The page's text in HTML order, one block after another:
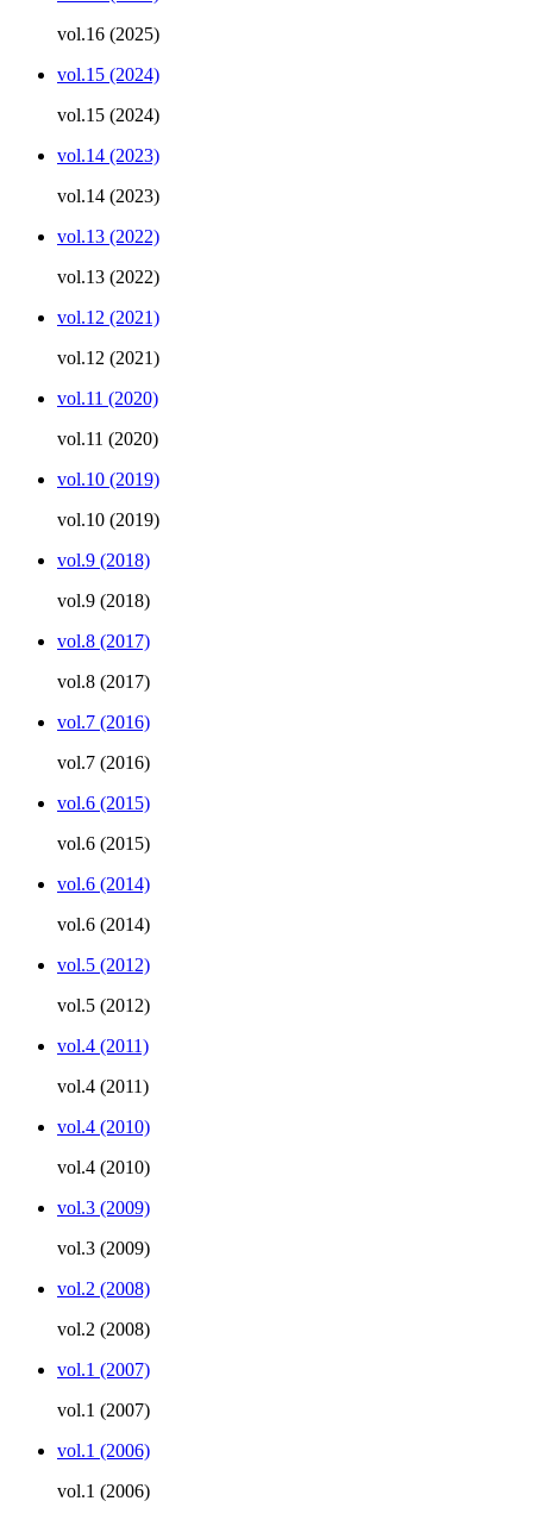
vol.16 (2025)
vol.15 (2024)
vol.15 (2024)
vol.14 (2023)
vol.14 (2023)
vol.13 (2022)
vol.13 (2022)
vol.12 (2021)
vol.12 (2021)
vol.11 (2020)
vol.11 (2020)
vol.10 (2019)
vol.10 (2019)
vol.9 (2018)
vol.9 (2018)
vol.8 (2017)
vol.8 (2017)
vol.7 (2016)
vol.7 (2016)
vol.6 (2015)
vol.6 (2015)
vol.6 (2014)
vol.6 (2014)
vol.5 (2012)
vol.5 (2012)
vol.4 (2011)
vol.4 (2011)
vol.4 (2010)
vol.4 (2010)
vol.3 (2009)
vol.3 (2009)
vol.2 (2008)
vol.2 (2008)
vol.1 (2007)
vol.1 (2007)
vol.1 (2006)
vol.1 (2006)